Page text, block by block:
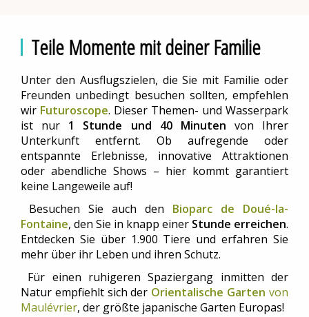
Teile Momente mit deiner Familie
Unter den Ausflugszielen, die Sie mit Familie oder
Freunden unbedingt besuchen sollten, empfehlen
wir Futuroscope. Dieser Themen- und Wasserpark
ist nur 1 Stunde und 40 Minuten von Ihrer
Unterkunft entfernt. Ob aufregende oder
entspannte Erlebnisse, innovative Attraktionen
oder abendliche Shows – hier kommt garantiert
keine Langeweile auf!
Besuchen Sie auch den Bioparc de Doué-la-
Fontaine, den Sie in knapp einer Stunde erreichen.
Entdecken Sie über 1.900 Tiere und erfahren Sie
mehr über ihr Leben und ihren Schutz.
Für einen ruhigeren Spaziergang inmitten der
Natur empfiehlt sich der Orientalische Garten von
Maulévrier, der größte japanische Garten Europas!